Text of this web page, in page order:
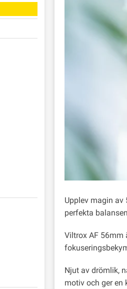
Upplev magin
perfekta
Viltrox AF 56mm
Njut av drömlik,
motiv och ger en